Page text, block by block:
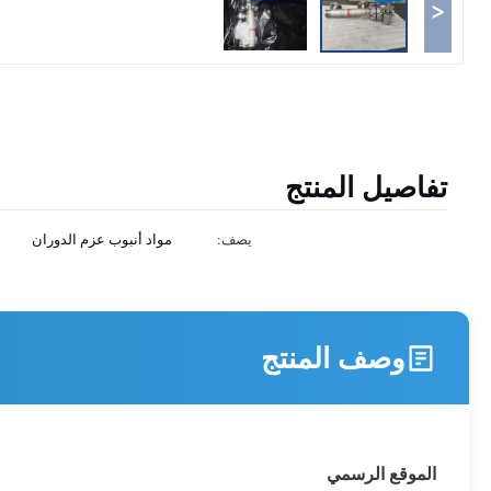
<
تفاصيل المنتج
يصف: مواد أنبوب عزم الدوران
وصف المنتج
الموقع الرسمي